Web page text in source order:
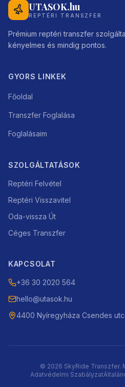
UTASOK.hu
REPTÉRI TRANSZFER
Prémium reptéri transzfer
kényelmes és mindig pontos.
GYORS LINKEK
Főoldal
Transzfer Foglalása
Foglalásaim
SZOLGÁLTATÁSOK
Reptéri Felvétel
Reptéri Visszavitel
Oda-vissza Út
Céges Transzfer
KAPCSOLAT
+36 30 2020 564
hello@utasok.hu
4400 Nyíregyháza Csendes
© 2026 SkyRide Transzfer.
Adatvédelmi Szabályzat